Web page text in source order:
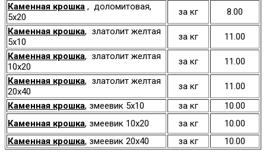
Каменная крошка , доломитовая,
5х20
за кг
8.00
Каменная крошка, златолит желтая
5х10
за кг
11.00
Каменная крошка, златолит желтая
10х20
за кг
11.00
Каменная крошка, златолит желтая
20х40
за кг
11.00
Каменная крошка, змеевик 5х10 за кг
10.00
Каменная крошка, змеевик 10х20 за кг
10.00
Каменная крошка, змеевик 20х40 за кг 10.00